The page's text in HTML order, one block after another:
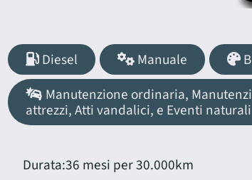
Diesel Manuale
Manutenzione ordinaria,
attrezzi, Atti vandalici, e Eventi naturali
Durata:36 mesi per 30.000km